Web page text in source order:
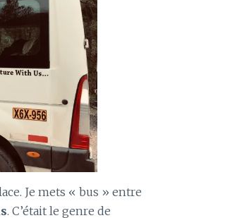
Je mets « bus » entre
. C’était le genre de